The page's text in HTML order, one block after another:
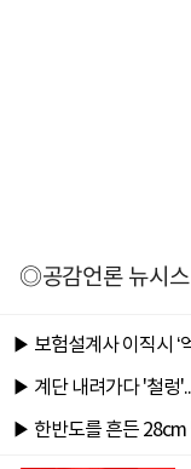
◎공감언론 뉴시스